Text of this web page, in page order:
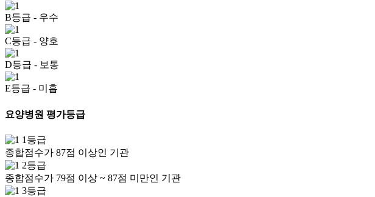
B등급 - 우수
C등급 - 양호
D등급 - 보통
E등급 - 미흡
요양병원 평가등급
1등급
종합점수가 87점 이상인 기관
2등급
종합점수가 79점 이상 ~ 87점 미만인 기관
3등급